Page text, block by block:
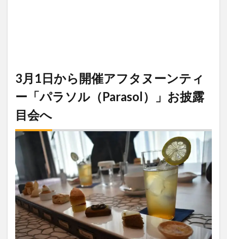
3月1日から開催アフタヌーンティ
ー「パラソル（Parasol）」お披露
目会へ